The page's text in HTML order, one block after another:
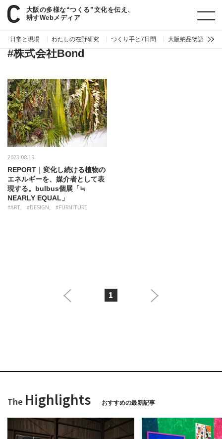
大阪の多様な“つくる”文化を伝え、
耕すWebメディア
日常と現場 わたしの在野研究 つくり手と7日間 大阪納品物語
paperC タグ 株式会社Bond
#株式会社Bond
2023.08.19
REPORT｜変化し続ける植物の
エネルギーを、媒介者として表
現する。bulbus個展「≒
NEARLY EQUAL」
#ART #DESIGN #FURNITURE
1
The Highlights おすすめの最新記事